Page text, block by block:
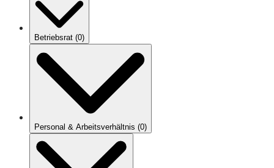
Betriebsrat (0)
Personal & Arbeitsverhältnis (0)